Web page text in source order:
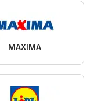
MAXIMA